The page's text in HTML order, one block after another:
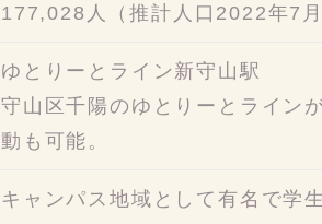
177,028人（推計人口2022年7月
ゆとりーとライン新守山駅
守山区千陽のゆとりーとライン
動も可能。
キャンパス地域として有名で学